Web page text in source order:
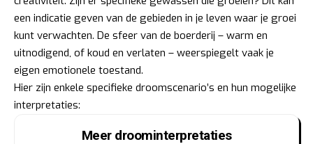
een indicatie geven van de gebieden in je leven waar je groei
kunt verwachten. De sfeer van de boerderij – warm en
uitnodigend, of koud en verlaten – weerspiegelt vaak je
eigen emotionele toestand.
Hier zijn enkele specifieke droomscenario’s en hun mogelijke
interpretaties:
Meer droominterpretaties